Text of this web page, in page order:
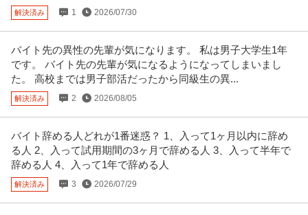
解決済み 1 2026/07/30
バイト先の異性の先輩が気になります。 私は男子大学生1年
です。 バイト先の先輩が気になるようになってしまいまし
た。 高校までは男子部活だったから同級生の異...
解決済み 2 2026/08/05
バイト辞める人どれが1番迷惑？ 1、入って1ヶ月以内に辞め
る人 2、入って試用期間の3ヶ月で辞める人 3、入って半年で
辞める人 4、入って1年で辞める人
解決済み 3 2026/07/29